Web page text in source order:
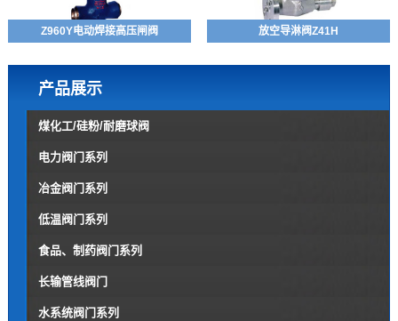
Z960Y电动焊接高压闸阀 放空导淋阀Z41H
产品展示
煤化工/硅粉/耐磨球阀
电力阀门系列
冶金阀门系列
低温阀门系列
食品、制药阀门系列
长输管线阀门
水系统阀门系列